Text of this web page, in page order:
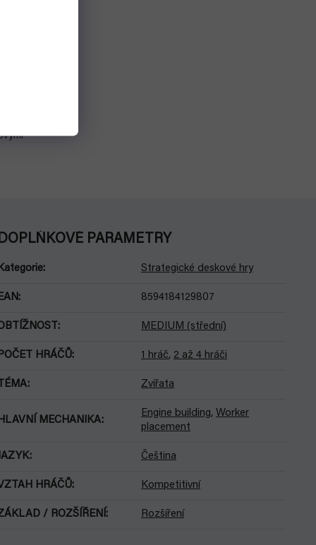
PARAMETRY
: Strategické deskové hry
: 8594184129807
: MEDIUM (střední)
HRÁČŮ: 1 hráč, 2 až 4 hráči
: Zvířata
MECHANIKA:
Engine building, Worker
placement
: Čeština
HRÁČŮ: Kompetitivní
/ ROZŠÍŘENÍ: Rozšíření